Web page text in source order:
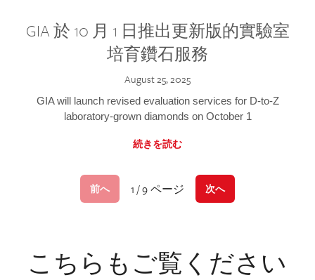
GIA 於 10 月 1 日推出更新版的實驗室
培育鑽石服務
August 25, 2025
GIA will launch revised evaluation services for D-to-Z
laboratory-grown diamonds on October 1
続きを読む
前へ 1 / 9 ページ 次へ
こちらもご覧ください